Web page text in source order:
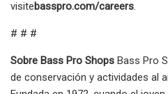
visitebasspro.com/careers.
# # #
Sobre Bass Pro Shops Bass Pro
de conservación y actividades al